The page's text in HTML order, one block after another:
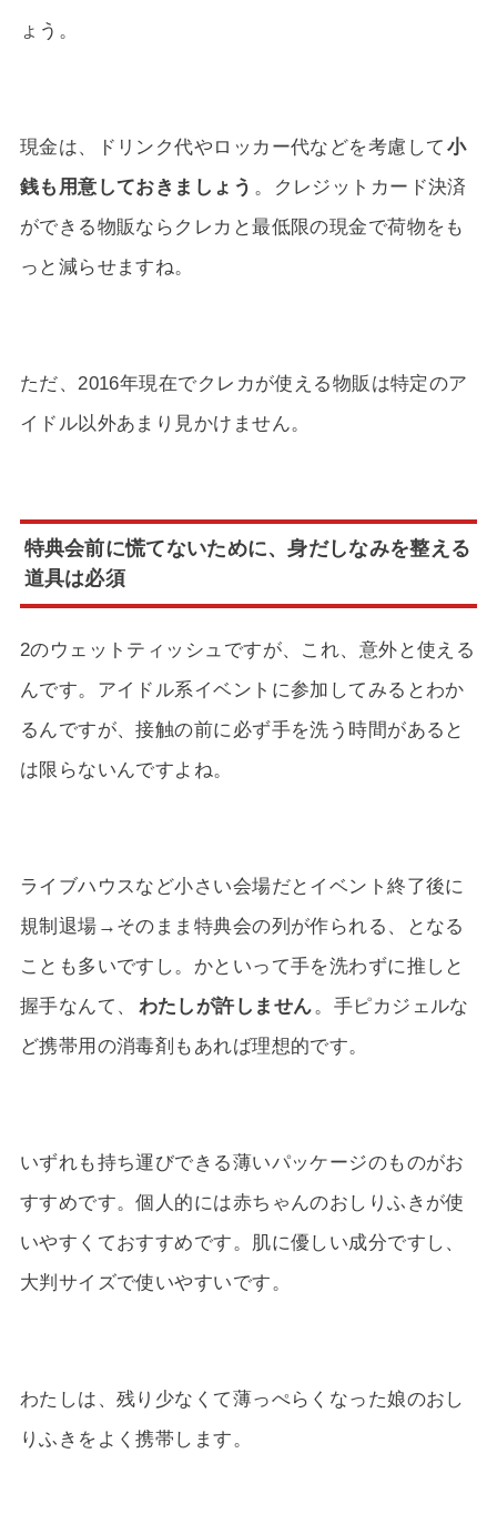
ょう。
現金は、ドリンク代やロッカー代などを考慮して 小
銭も用意しておきましょう 。クレジットカード決済
ができる物販ならクレカと最低限の現金で荷物をも
っと減らせますね。
ただ、2016年現在でクレカが使える物販は特定のア
イドル以外あまり見かけません。
特典会前に慌てないために、身だしなみを整える
道具は必須
2のウェットティッシュですが、これ、意外と使える
んです。アイドル系イベントに参加してみるとわか
るんですが、接触の前に必ず手を洗う時間があると
は限らないんですよね。
ライブハウスなど小さい会場だとイベント終了後に
規制退場→そのまま特典会の列が作られる、となる
ことも多いですし。かといって手を洗わずに推しと
握手なんて、
わたしが許しません 。手ピカジェルな
ど携帯用の消毒剤もあれば理想的です。
いずれも持ち運びできる薄いパッケージのものがお
すすめです。個人的には赤ちゃんのおしりふきが使
いやすくておすすめです。肌に優しい成分ですし、
大判サイズで使いやすいです。
わたしは、残り少なくて薄っぺらくなった娘のおし
りふきをよく携帯します。